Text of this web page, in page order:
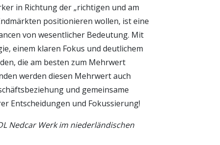
in Richtung der „richtigen und am
positionieren wollen, ist eine
von wesentlicher Bedeutung. Mit
einem klaren Fokus und deutlichem
die am besten zum Mehrwert
werden diesen Mehrwert auch
und gemeinsame
Entscheidungen und Fokussierung!
Nedcar Werk im niederländischen